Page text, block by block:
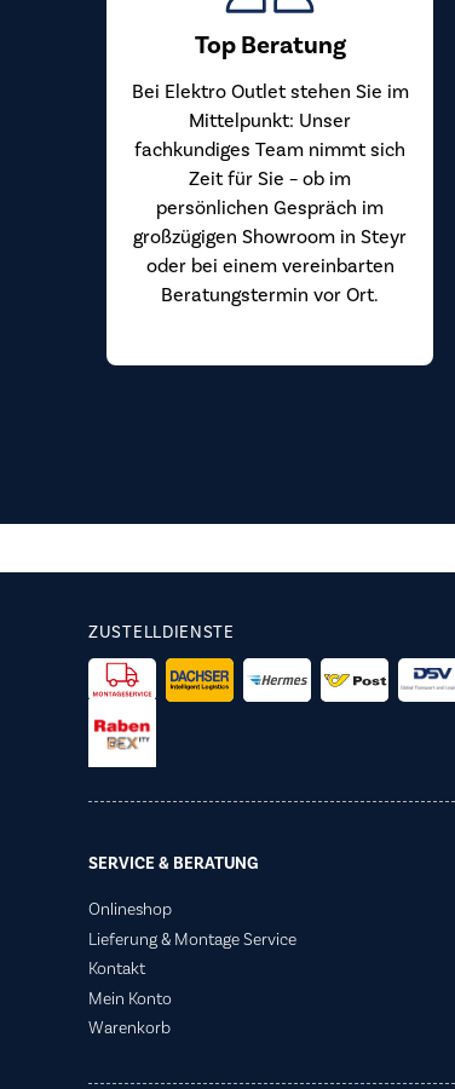
Top Beratung
Bei Elektro Outlet stehen Sie im
Mittelpunkt: Unser
fachkundiges Team nimmt sich
Zeit für Sie – ob im
persönlichen Gespräch im
großzügigen Showroom in Steyr
oder bei einem vereinbarten
Beratungstermin vor Ort.
ZUSTELLDIENSTE
SERVICE & BERATUNG
Onlineshop
Lieferung & Montage Service
Kontakt
Mein Konto
Warenkorb